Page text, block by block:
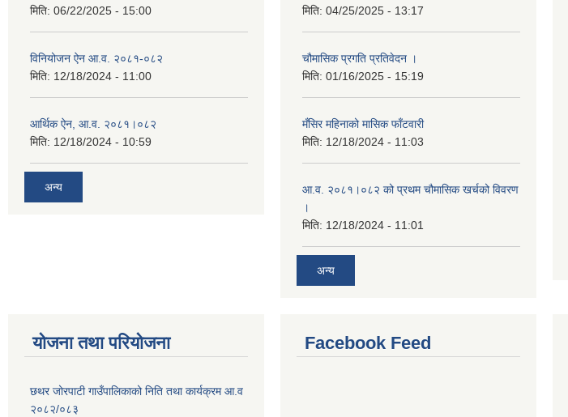
मिति: 06/22/2025 - 15:00
विनियोजन ऐन आ.व. २०८१-०८२
मिति: 12/18/2024 - 11:00
आर्थिक ऐन, आ.व. २०८१।०८२
मिति: 12/18/2024 - 10:59
अन्य
मिति: 04/25/2025 - 13:17
चौमासिक प्रगति प्रतिवेदन ।
मिति: 01/16/2025 - 15:19
मँसिर महिनाको मासिक फाँटवारी
मिति: 12/18/2024 - 11:03
आ.व. २०८१।०८२ को प्रथम चौमासिक खर्चको विवरण
।
मिति: 12/18/2024 - 11:01
अन्य
योजना तथा परियोजना
छथर जोरपाटी गाउँपालिकाको निति तथा कार्यक्रम आ.व
२०८२/०८३
Facebook Feed